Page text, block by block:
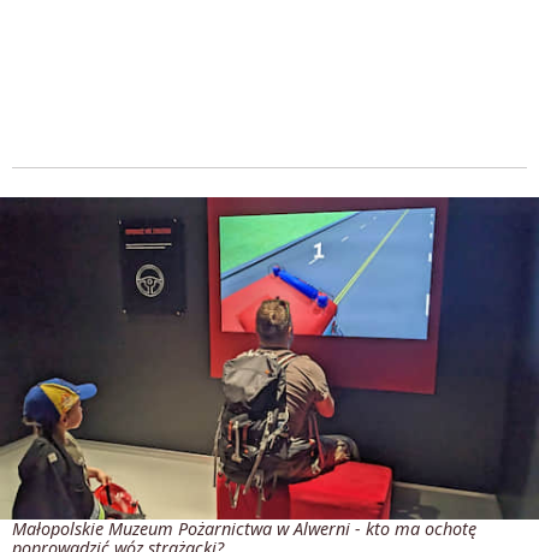
Małopolskie Muzeum Pożarnictwa w Alwerni - kto ma ochotę